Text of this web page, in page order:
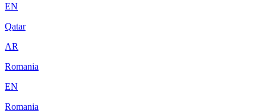
EN
Qatar
AR
Romania
EN
Romania